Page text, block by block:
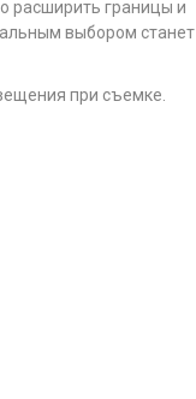
расширить границы и
выбором станет
при съемке.